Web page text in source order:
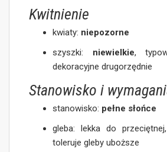
Kwitnienie
kwiaty: niepozorne
szyszki: niewielkie,
dekoracyjne drugorzędnie
Stanowisko i
stanowisko: pełne słońce
gleba: lekka do
toleruje gleby uboższe